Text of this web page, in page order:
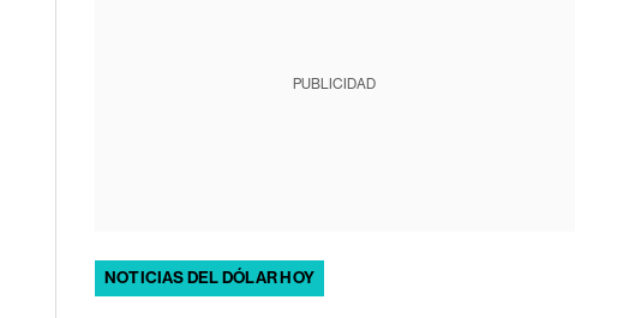
PUBLICIDAD
NOTICIAS DEL DÓLAR HOY